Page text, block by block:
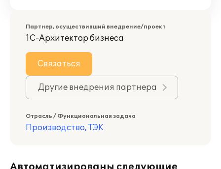
Партнер, осуществивший внедрение/проект
1С-Архитектор бизнеса
Связаться
Другие внедрения партнера
Отрасль / Функциональная задача
Производство, ТЭК